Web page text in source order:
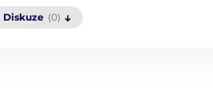
Diskuze (0)